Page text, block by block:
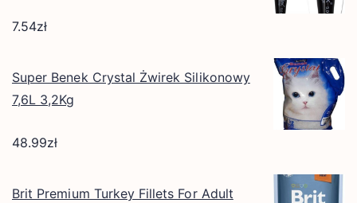
7.54zł
Super Benek Crystal Żwirek Silikonowy
7,6L 3,2Kg
48.99zł
Brit Premium Turkey Fillets For Adult